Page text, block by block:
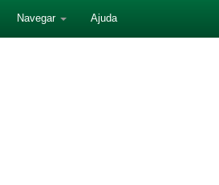
Navegar Ajuda